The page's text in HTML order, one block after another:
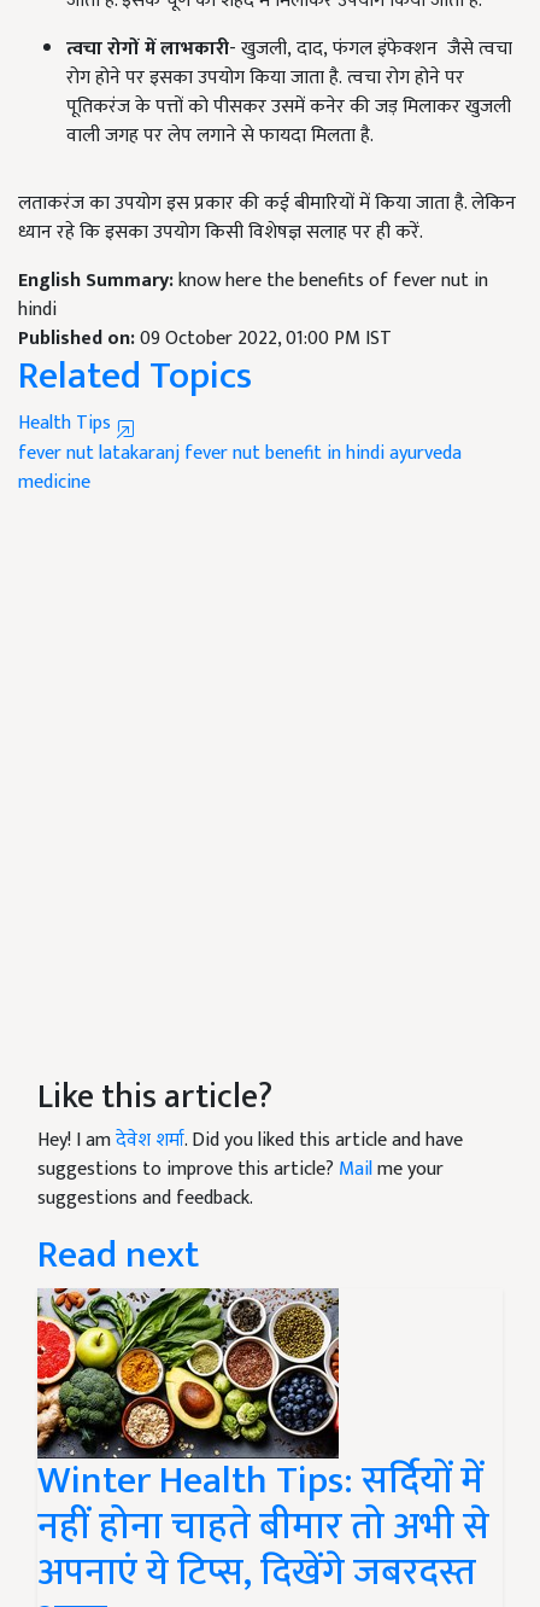
त्वचा रोगों में लाभकारी- खुजली,दाद,फंगल इंफेक्शन जैसे त्वचा
रोग होने पर इसका उपयोग किया जाता है.त्वचारोग होने पर
पूतिकरंज के पत्तों को पीसकर उसमें कनेर की जड़ मिलाकर खुजली
वाली जगह पर लेप लगाने से फायदा मिलता है.
लताकरंज का उपयोग इस प्रकार की कई बीमारियों में किया जाता है. लेकिन
ध्यान रहे कि इसका उपयोग किसी विशेषज्ञ सलाह पर ही करें.
English Summary:know here the benefits of fever nut in
hindi
Published on:09 October 2022, 01:00 PM IST
Related Topics
Health Tips
fever nutlatakaranjfever nut benefit in hindiayurveda
medicine
Like this article?
Hey! I amदेवेश शर्मा. Did you liked this article and have
suggestions to improve this article? Mailme your
suggestions and feedback.
Read next
Winter Health Tips: सर्दियों में
नहीं होना चाहते बीमार तो अभी से
अपनाएं ये टिप्स, दिखेंगे जबरदस्त